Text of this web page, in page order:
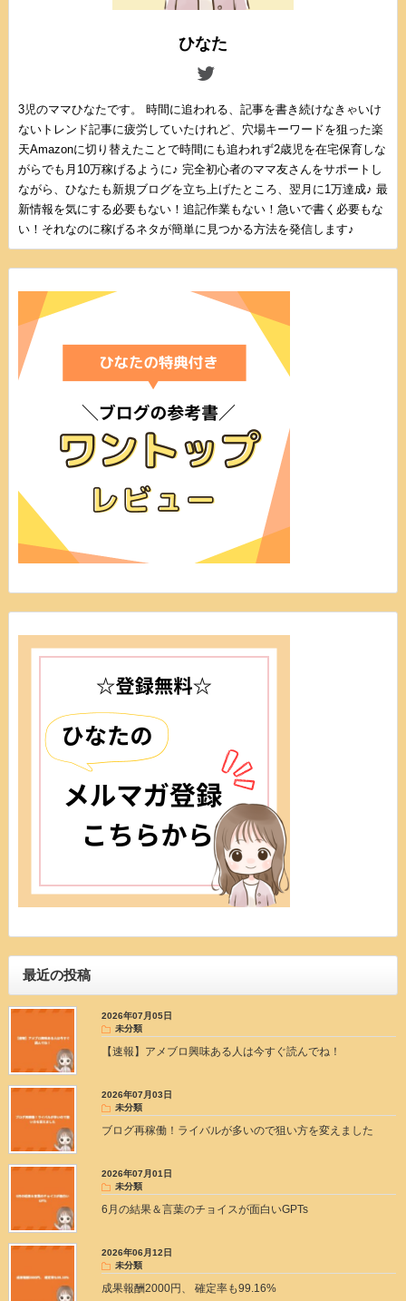
ひなた
3児のママひなたです。 時間に追われる、記事を書き続けなきゃいけ
ないトレンド記事に疲労していたけれど、穴場キーワードを狙った楽
天Amazonに切り替えたことで時間にも追われず2歳児を在宅保育しな
がらでも月10万稼げるように♪ 完全初心者のママ友さんをサポートし
ながら、ひなたも新規ブログを立ち上げたところ、翌月に1万達成♪ 最
新情報を気にする必要もない！追記作業もない！急いで書く必要もな
い！それなのに稼げるネタが簡単に見つかる方法を発信します♪
最近の投稿
2026年07月05日
未分類
【速報】アメブロ興味ある人は今すぐ読んでね！
2026年07月03日
未分類
ブログ再稼働！ライバルが多いので狙い方を変えました
2026年07月01日
未分類
6月の結果＆言葉のチョイスが面白いGPTs
2026年06月12日
未分類
成果報酬2000円、 確定率も99.16%